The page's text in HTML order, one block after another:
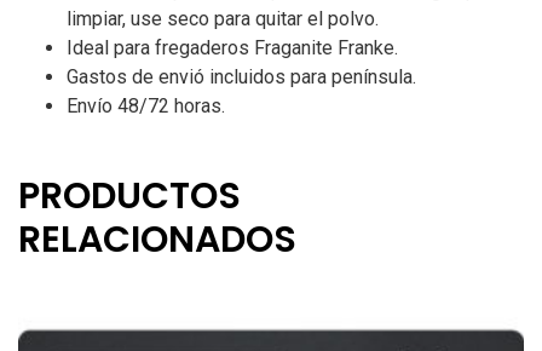
limpiar, use seco para quitar el polvo.
Ideal para fregaderos Fraganite Franke.
Gastos de envió incluidos para península.
Envío 48/72 horas.
PRODUCTOS
RELACIONADOS